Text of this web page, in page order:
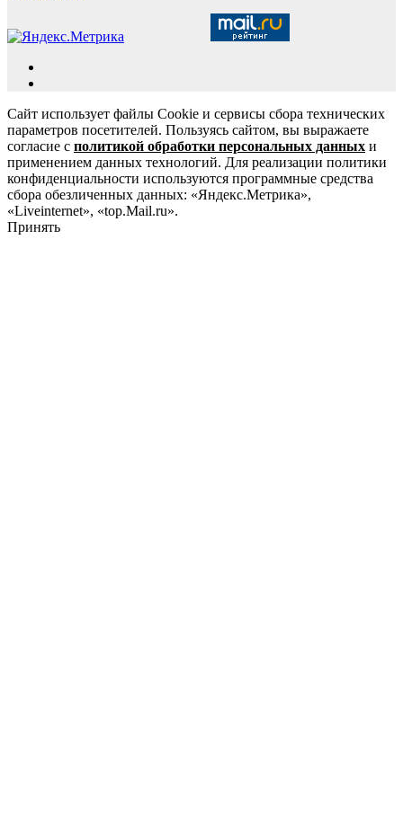
Сайт использует файлы Cookie и сервисы сбора технических
параметров посетителей. Пользуясь сайтом, вы выражаете
согласие с политикой обработки персональных данных и
применением данных технологий. Для реализации политики
конфиденциальности используются программные средства
сбора обезличенных данных: «Яндекс.Метрика»,
«Liveinternet», «top.Mail.ru».
Принять